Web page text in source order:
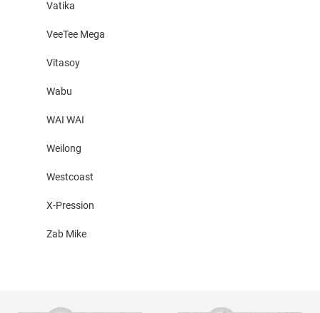
Vatika
VeeTee Mega
Vitasoy
Wabu
WAI WAI
Weilong
Westcoast
X-Pression
Zab Mike